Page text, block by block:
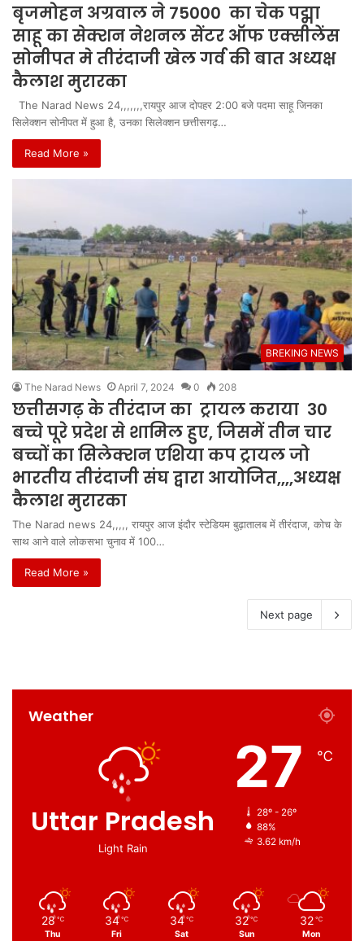
बृजमोहन अग्रवाल ने 75000 का चेक पद्मा
साहू का सेक्शन नेशनल सेंटर ऑफ एक्सीलेंस
सोनीपत मे तीरंदाजी खेल गर्व की बात अध्यक्ष
कैलाश मुरारका
The Narad News 24,,,,,,,रायपुर आज दोपहर 2:00 बजे पदमा साहू जिनका
सिलेक्शन सोनीपत में हुआ है, उनका सिलेक्शन छत्तीसगढ़…
Read More »
BREKING NEWS
The Narad News April 7, 2024 0 208
छत्तीसगढ़ के तीरंदाज का ट्रायल कराया 30
बच्चे पूरे प्रदेश से शामिल हुए, जिसमें तीन चार
बच्चों का सिलेक्शन एशिया कप ट्रायल जो
भारतीय तीरंदाजी संघ द्वारा आयोजित,,,,अध्यक्ष
कैलाश मुरारका
The Narad news 24,,,,, रायपुर आज इंदौर स्टेडियम बुढ़ातालब में तीरंदाज, कोच के
साथ आने वाले लोकसभा चुनाव में 100…
Read More »
Next page
Weather
Uttar Pradesh
Light Rain
27 ℃
28º - 26º
88%
3.62 km/h
28 ℃
Thu
34 ℃
Fri
34 ℃
Sat
32 ℃
Sun
32 ℃
Mon